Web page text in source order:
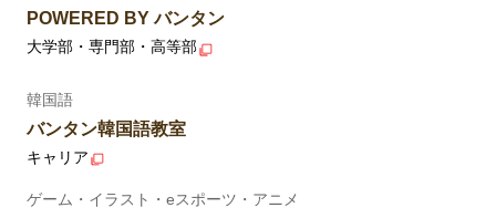
POWERED BY バンタン
大学部・専門部・高等部
韓国語
バンタン韓国語教室
キャリア
ゲーム・イラスト・eスポーツ・アニメ